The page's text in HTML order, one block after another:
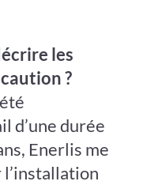
les
?
d’une durée
Enerlis me
l’installation